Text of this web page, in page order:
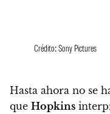
Crédito: Sony Pictures
Hasta ahora no se
que Hopkins